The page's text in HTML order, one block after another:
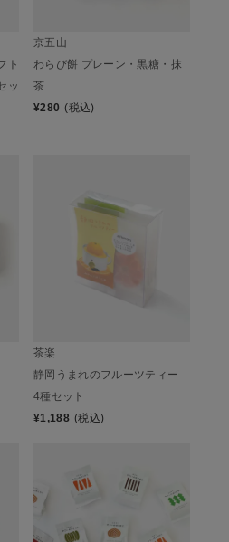
ト
ッ
京五山
わらび餅 プレーン・黒糖・抹
茶
¥280 (税込)
茶楽
静岡うまれのフルーツティー
4種セット
¥1,188 (税込)